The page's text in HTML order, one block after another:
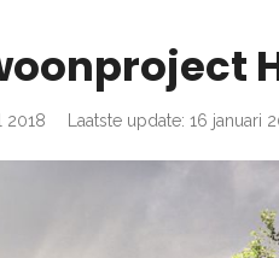
2018 Laatste update: 16 januari